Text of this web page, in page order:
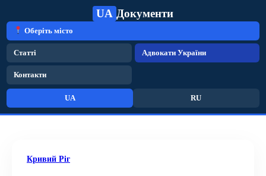
UA Документи
Оберіть місто
Статті Адвокати України
Контакти
UA RU
Кривий Ріг